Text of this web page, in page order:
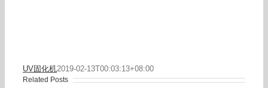
UV固化机2019-02-13T00:03:13+08:00
Related Posts